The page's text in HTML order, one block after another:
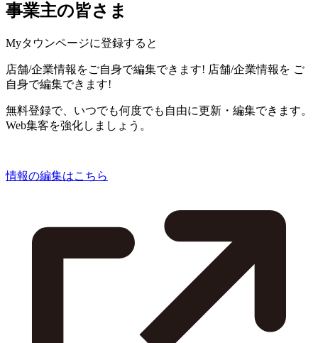
事業主の皆さま
Myタウンページに登録すると
店舗/企業情報をご自身で編集できます! 店舗/企業情報を ご
自身で編集できます!
無料登録で、いつでも何度でも自由に更新・編集できます。
Web集客を強化しましょう。
情報の編集はこちら